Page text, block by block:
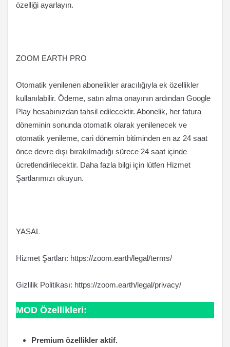
özelliği ayarlayın.
ZOOM EARTH PRO
Otomatik yenilenen abonelikler aracılığıyla ek özellikler
kullanılabilir. Ödeme, satın alma onayının ardından Google
Play hesabınızdan tahsil edilecektir. Abonelik, her fatura
döneminin sonunda otomatik olarak yenilenecek ve
otomatik yenileme, cari dönemin bitiminden en az 24 saat
önce devre dışı bırakılmadığı sürece 24 saat içinde
ücretlendirilecektir. Daha fazla bilgi için lütfen Hizmet
Şartlarımızı okuyun.
YASAL
Hizmet Şartları: https://zoom.earth/legal/terms/
Gizlilik Politikası: https://zoom.earth/legal/privacy/
MOD Özellikleri:
Premium özellikler aktif.